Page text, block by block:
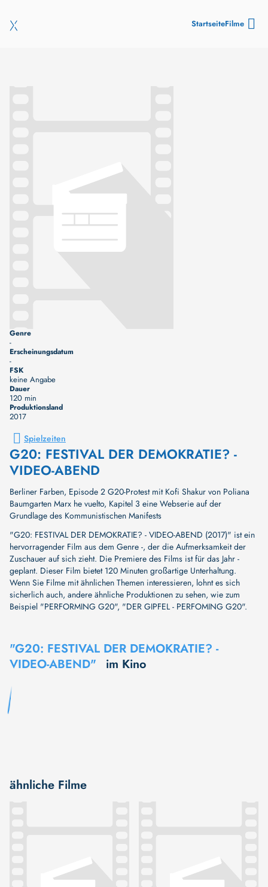
StartseiteFilme
Genre
-
Erscheinungsdatum
-
FSK
keine Angabe
Dauer
120 min
Produktionsland
2017
Spielzeiten
G20: FESTIVAL DER DEMOKRATIE? -
VIDEO-ABEND
Berliner Farben, Episode 2 G20-Protest mit Kofi Shakur von Poliana
Baumgarten Marx he vuelto, Kapitel 3 eine Webserie auf der
Grundlage des Kommunistischen Manifests
"G20: FESTIVAL DER DEMOKRATIE? - VIDEO-ABEND (2017)" ist ein
hervorragender Film aus dem Genre -, der die Aufmerksamkeit der
Zuschauer auf sich zieht. Die Premiere des Films ist für das Jahr -
geplant. Dieser Film bietet 120 Minuten großartige Unterhaltung.
Wenn Sie Filme mit ähnlichen Themen interessieren, lohnt es sich
sicherlich auch, andere ähnliche Produktionen zu sehen, wie zum
Beispiel "PERFORMING G20", "DER GIPFEL - PERFOMING G20".
"G20: FESTIVAL DER DEMOKRATIE? -
VIDEO-ABEND"
im Kino
ähnliche Filme